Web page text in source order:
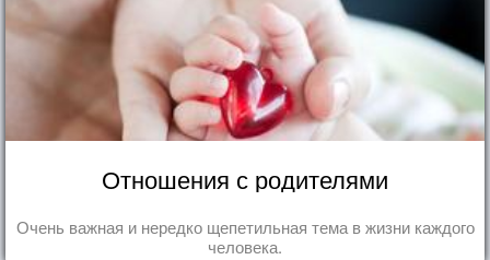
Отношения с родителями
Очень важная и нередко щепетильная тема в жизни каждого
человека.